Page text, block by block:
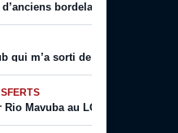
bordelais qui
qui m’a sorti de la merde”
Mavuba au LOSC